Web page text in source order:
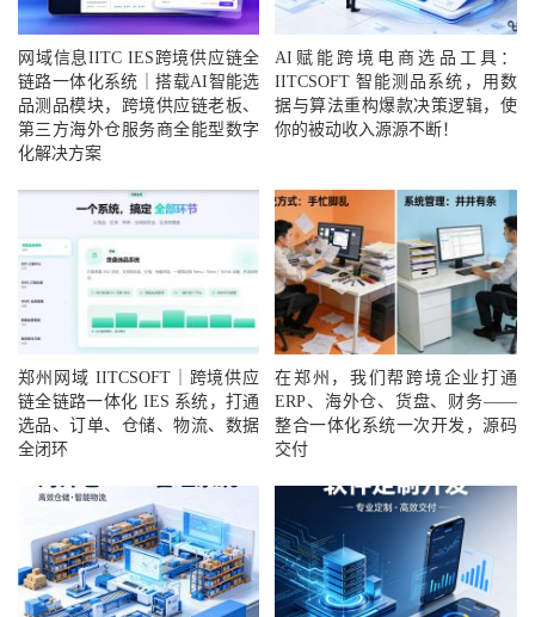
网域信息IITC IES跨境供应链全
链路一体化系统｜搭载AI智能选
品测品模块，跨境供应链老板、
第三方海外仓服务商全能型数字
化解决方案
AI赋能跨境电商选品工具：
IITCSOFT 智能测品系统，用数
据与算法重构爆款决策逻辑，使
你的被动收入源源不断！
郑州网域 IITCSOFT｜跨境供应
链全链路一体化 IES 系统，打通
选品、订单、仓储、物流、数据
全闭环
在郑州，我们帮跨境企业打通
ERP、海外仓、货盘、财务——
整合一体化系统一次开发，源码
交付